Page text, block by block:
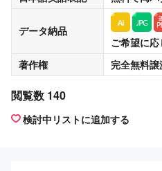
データ納品
ご希望に
著作権
完全無料譲
閲覧数 140
検討中リストに追加する